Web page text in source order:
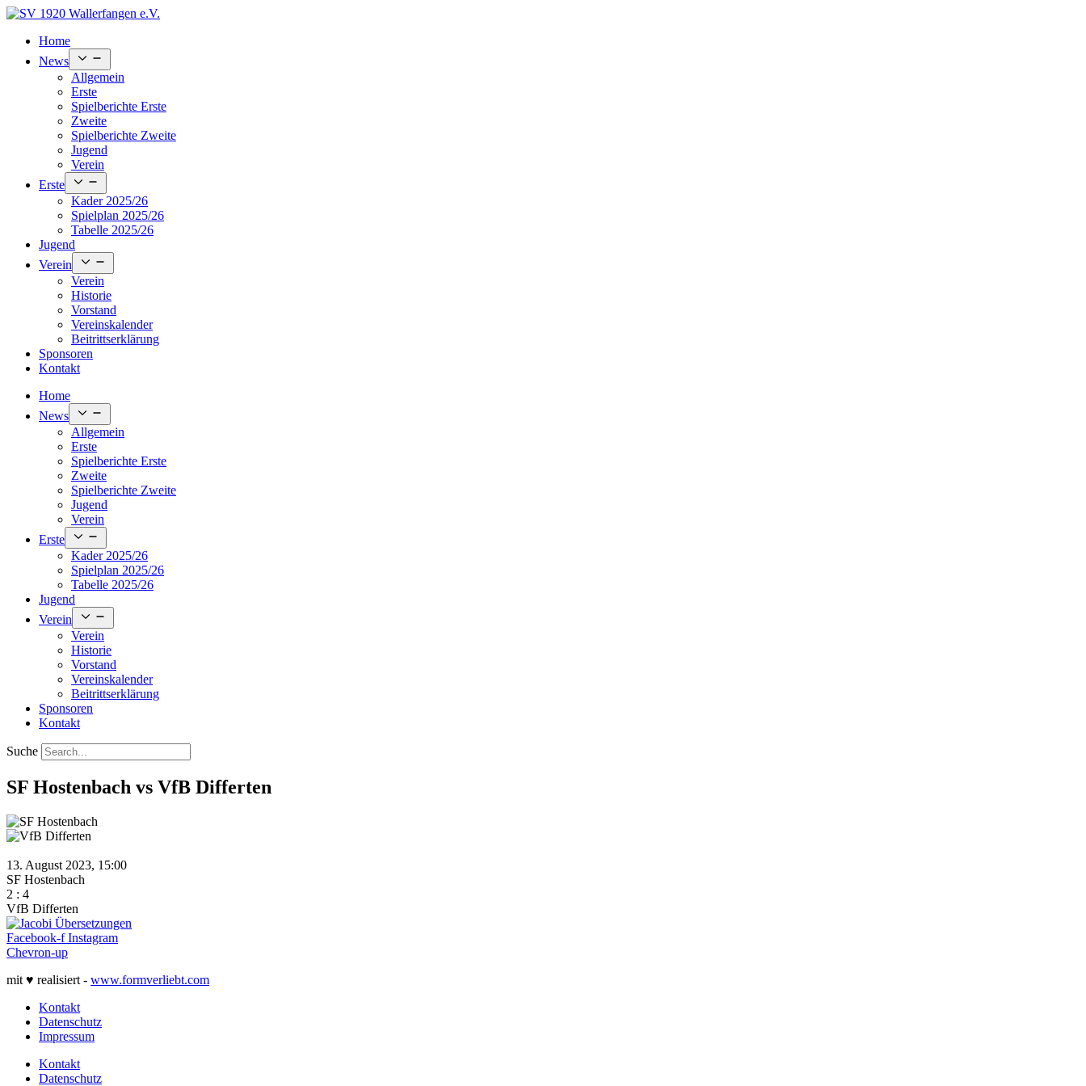
Skip
contentHome
News
menu
Allgemein
Erste
Spielberichte Erste
Zweite
Spielberichte Zweite
Jugend
Verein
Erste
menu
Kader 2025/26
Spielplan 2025/26
Tabelle 2025/26
Jugend
Verein
menu
Verein
Historie
Vorstand
Vereinskalender
Beitrittserklärung
Sponsoren
Kontakt
Home
News
menu
Allgemein
Erste
Spielberichte Erste
Zweite
Spielberichte Zweite
Jugend
Verein
Erste
menu
Kader 2025/26
Spielplan 2025/26
Tabelle 2025/26
Jugend
Verein
menu
Verein
Historie
Vorstand
Vereinskalender
Beitrittserklärung
Sponsoren
Kontakt
Suche
SF Hostenbach vs VfB Differten
13. August 2023, 15:00
SF Hostenbach
2 : 4
VfB Differten
Facebook-f Instagram
Chevron-up
mit ♥ realisiert - www.formverliebt.com
Kontakt
Datenschutz
Impressum
Kontakt
Datenschutz